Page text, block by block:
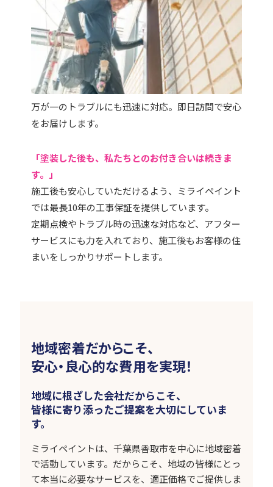
万が一のトラブルにも迅速に対応。即日訪問で安心
をお届けします。
「塗装した後も、私たちとのお付き合いは続きま
す。」
施工後も安心していただけるよう、ミライペイント
では最長10年の工事保証を提供しています。
定期点検やトラブル時の迅速な対応など、アフター
サービスにも力を入れており、施工後もお客様の住
まいをしっかりサポートします。
地域密着だからこそ、
安心・良心的な費用を実現！
地域に根ざした会社だからこそ、
皆様に寄り添ったご提案を大切にしていま
す。
ミライペイントは、千葉県香取市を中心に地域密着
で活動しています。だからこそ、地域の皆様にとっ
て本当に必要なサービスを、適正価格でご提供しま